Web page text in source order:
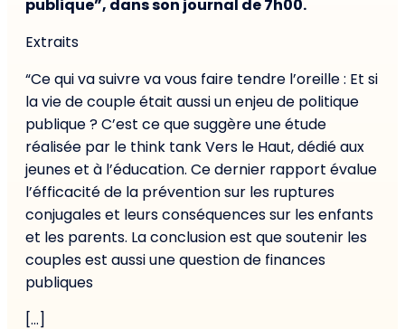
publique”, dans son journal de 7h00.
Extraits
“Ce qui va suivre va vous faire tendre l’oreille : Et si
la vie de couple était aussi un enjeu de politique
publique ? C’est ce que suggère une étude
réalisée par le think tank Vers le Haut, dédié aux
jeunes et à l’éducation. Ce dernier rapport évalue
l’éfficacité de la prévention sur les ruptures
conjugales et leurs conséquences sur les enfants
et les parents. La conclusion est que soutenir les
couples est aussi une question de finances
publiques
[…]